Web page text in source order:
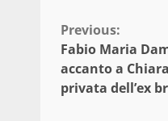
Continue
Reading
Previous:
Fabio Maria
accanto a
privata dell’ex